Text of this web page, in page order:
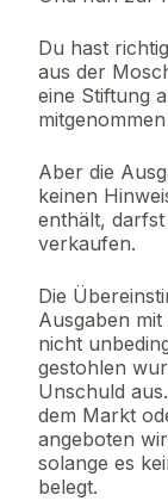
Du hast
aus der
eine Stiftung
Aber die
keinen
enthält,
verkaufen.
Die
Ausgaben
nicht
gestohlen
Unschuld
dem Markt
angeboten
solange es
belegt.